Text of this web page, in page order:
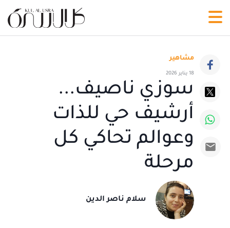
مشاهير
18 يناير 2026
سوزي ناصيف...
أرشيف حي للذات
وعوالم تحاكي كل
مرحلة
سلام ناصر الدين